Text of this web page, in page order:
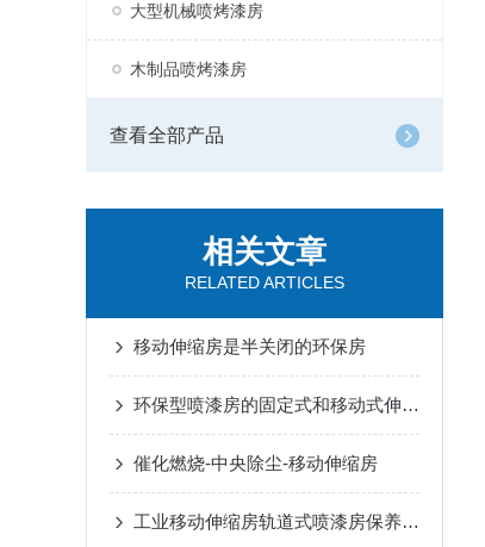
大型机械喷烤漆房
木制品喷烤漆房
查看全部产品
相关文章
RELATED ARTICLES
移动伸缩房是半关闭的环保房
环保型喷漆房的固定式和移动式伸缩房有什么区别
催化燃烧-中央除尘-移动伸缩房
工业移动伸缩房轨道式喷漆房保养方式与维护